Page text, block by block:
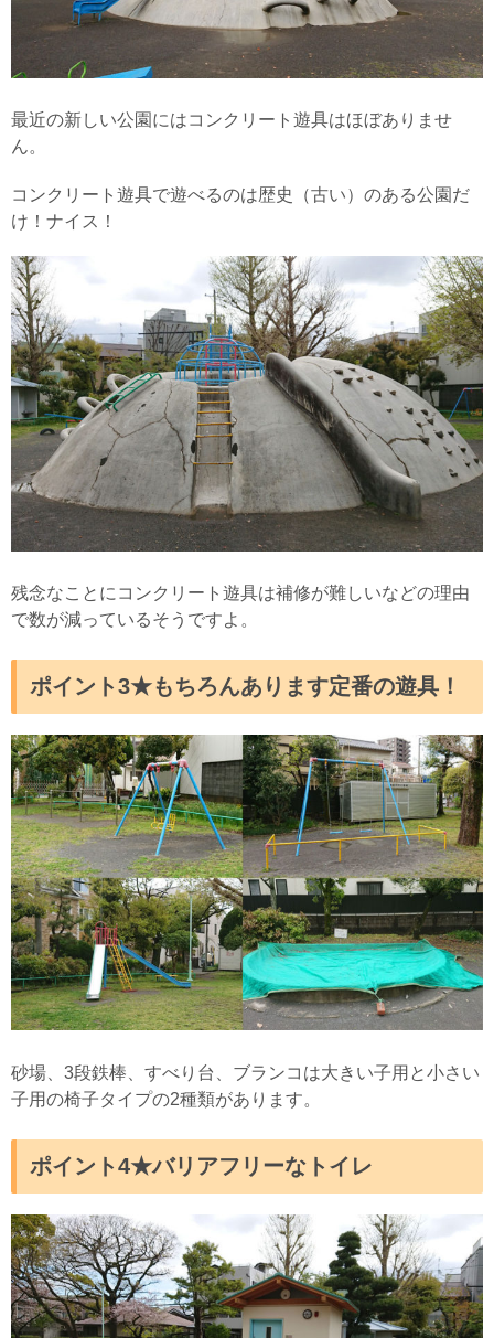
最近の新しい公園にはコンクリート遊具はほぼありませ
ん。
コンクリート遊具で遊べるのは歴史（古い）のある公園だ
け！ナイス！
残念なことにコンクリート遊具は補修が難しいなどの理由
で数が減っているそうですよ。
ポイント3★もちろんあります定番の遊具！
砂場、3段鉄棒、すべり台、ブランコは大きい子用と小さい
子用の椅子タイプの2種類があります。
ポイント4★バリアフリーなトイレ